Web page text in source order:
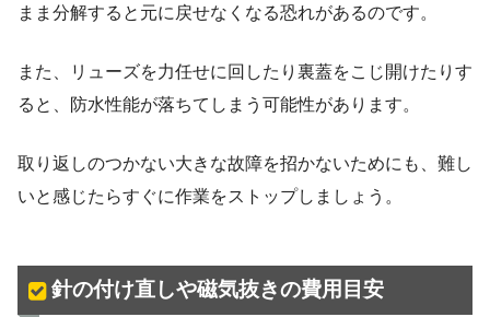
まま分解すると元に戻せなくなる恐れがあるのです。
また、リューズを力任せに回したり裏蓋をこじ開けたりす
ると、防水性能が落ちてしまう可能性があります。
取り返しのつかない大きな故障を招かないためにも、難し
いと感じたらすぐに作業をストップしましょう。
針の付け直しや磁気抜きの費用目安